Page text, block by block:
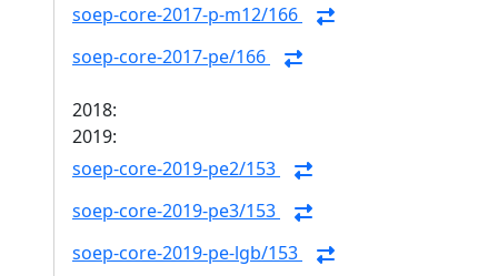
soep-core-2017-p-m12/166
soep-core-2017-pe/166
2018:
2019:
soep-core-2019-pe2/153
soep-core-2019-pe3/153
soep-core-2019-pe-lgb/153